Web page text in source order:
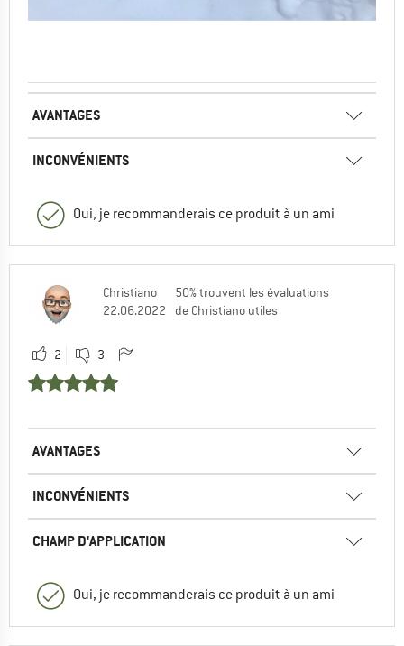
AVANTAGES
INCONVÉNIENTS
Oui, je recommanderais ce produit à un ami
Christiano
22.06.2022
50% trouvent les évaluations
de Christiano utiles
2 3
AVANTAGES
INCONVÉNIENTS
CHAMP D'APPLICATION
Oui, je recommanderais ce produit à un ami